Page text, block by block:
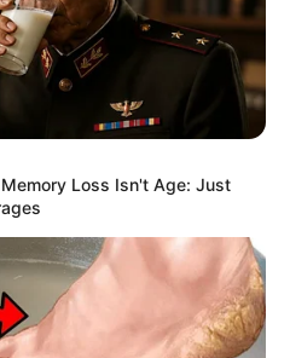
Loss Isn't Age: Just